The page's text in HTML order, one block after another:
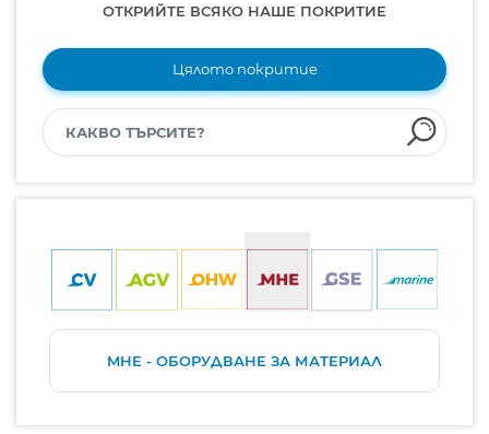
ОТКРИЙТЕ ВСЯКО НАШЕ ПОКРИТИЕ
Цялото покритие
MHE - ОБОРУДВАНЕ ЗА МАТЕРИАЛ